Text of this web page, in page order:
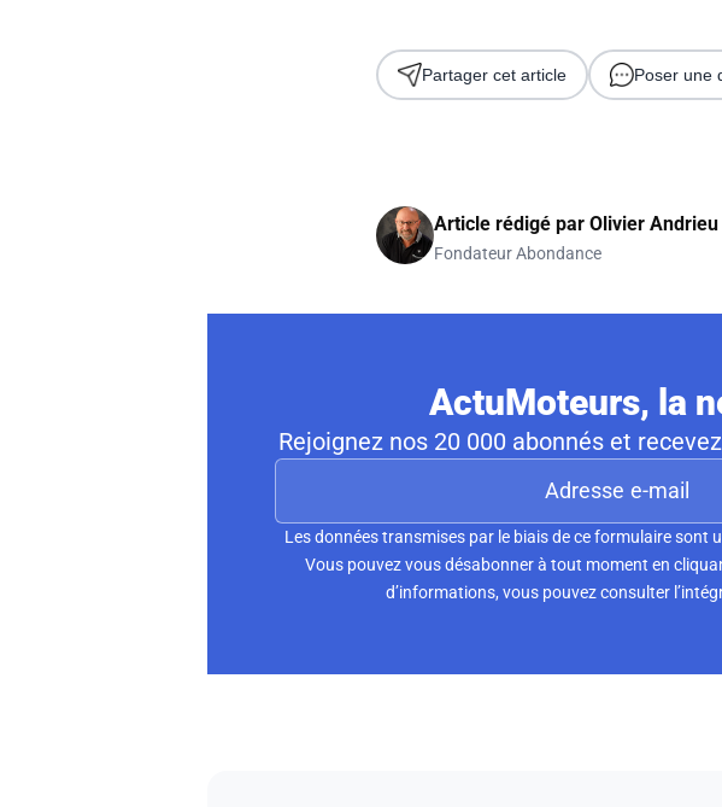
Partager cet article Poser une
Article rédigé par Olivier Andrieu
Fondateur Abondance
ActuMoteurs, la
Rejoignez nos 20 000 abonnés et
Les données transmises par le biais de ce formulaire sont
Vous pouvez vous désabonner à tout moment en
d’informations, vous pouvez consulter